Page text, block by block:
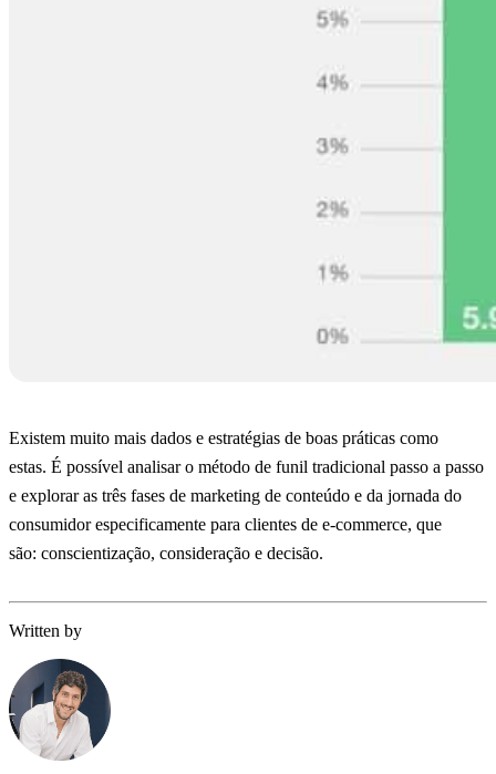
Existem muito mais dados e estratégias de boas práticas como
estas. É possível analisar o método de funil tradicional passo a passo
e explorar as três fases de marketing de conteúdo e da jornada do
consumidor especificamente para clientes de e-commerce, que
são: conscientização, consideração e decisão.
Written by